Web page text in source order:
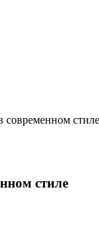
современном стиле
стиле